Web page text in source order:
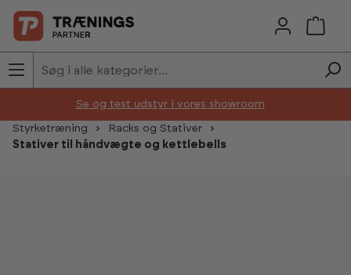
Skip to main content
Se og test udstyr i vores showroom
Styrketræning
Racks og Stativer
Stativer til håndvægte og kettlebells